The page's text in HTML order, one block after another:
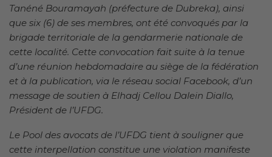
Tanéné Bouramayah (préfecture de Dubreka), ainsi
que six (6) de ses membres, ont été convoqués par la
brigade territoriale de la gendarmerie nationale de
cette localité. Cette convocation fait suite à la tenue
d’une réunion hebdomadaire au siège de la fédération
et à la publication, via le réseau social Facebook, d’un
message de soutien à Elhadj Cellou Dalein Diallo,
Président de l’UFDG.
Le Pool des avocats de l’UFDG tient à souligner que
cette interpellation constitue une violation manifeste